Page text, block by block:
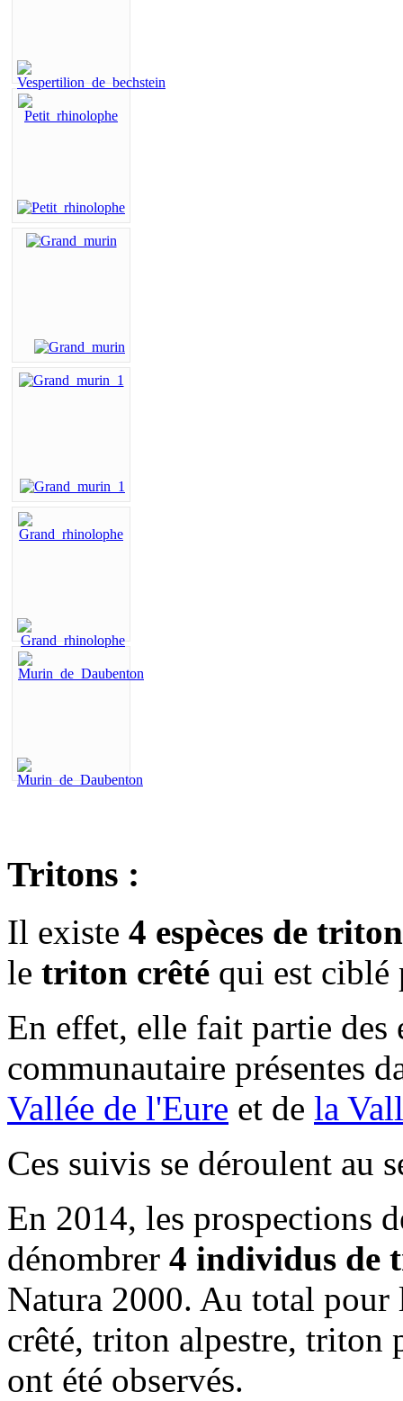
Tritons :
Il existe 4 espèces de
le triton crêté qui est ciblé
En effet, elle fait partie des
communautaire présentes
Vallée de l'Eure et de la
Ces suivis se déroulent au
En 2014, les prospections
dénombrer 4 individus de
Natura 2000. Au total pour
crêté, triton alpestre, triton
ont été observés.